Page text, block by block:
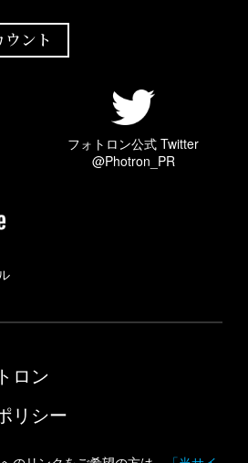
ント
フォトロン公式 Twitter
@Photron_PR
ロン
リシー